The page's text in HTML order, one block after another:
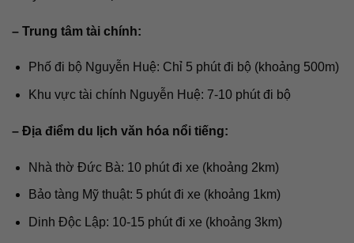
– Trung tâm tài chính:
Phố đi bộ Nguyễn Huệ: Chỉ 5 phút đi bộ (khoảng 500m)
Khu vực tài chính Nguyễn Huệ: 7-10 phút đi bộ
– Địa điểm du lịch văn hóa nổi tiếng:
Nhà thờ Đức Bà: 10 phút đi xe (khoảng 2km)
Bảo tàng Mỹ thuật: 5 phút đi xe (khoảng 1km)
Dinh Độc Lập: 10-15 phút đi xe (khoảng 3km)